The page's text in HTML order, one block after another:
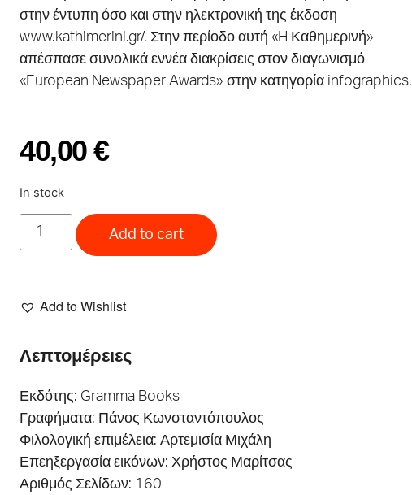
στην έντυπη όσο και στην ηλεκτρονική της έκδοση
www.kathimerini.gr/. Στην περίοδο αυτή «H Καθημερινή»
απέσπασε συνολικά εννέα διακρίσεις στον διαγωνισμό
«European Newspaper Awards» στην κατηγορία infographics.
40,00€
In stock
Add to cart
Add to Wishlist
Λεπτομέρειες
Εκδότης: Gramma Books
Γραφήματα: Πάνος Κωνσταντόπουλος
Φιλολογική επιμέλεια: Αρτεμισία Μιχάλη
Επεηξεργασία εικόνων: Χρήστος Μαρίτσας
Αριθμός Σελίδων: 160